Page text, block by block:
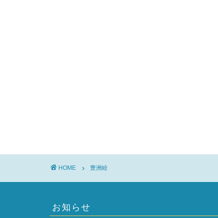
HOME 豊洲睦
お知らせ